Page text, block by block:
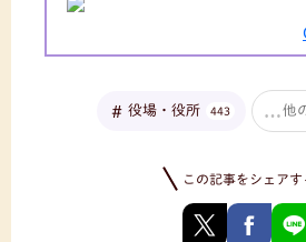
役場・役所 443 他
この記事をシェアす